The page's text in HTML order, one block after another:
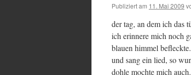
Publiziert am 11. Mai 2009
der tag, an dem ich das
ich erinnere mich noch
blauen himmel
und sang ein lied, so
dohle mochte mich auch.